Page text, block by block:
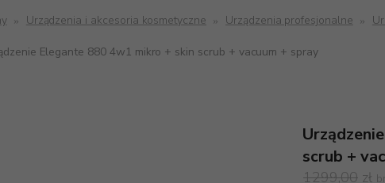
Urządzenia i akcesoria kosmetyczne Urządzenia profesjonalne
Elegante 880 4w1 mikro + skin scrub + vacuum + spray
scrub +
1299,00 zł